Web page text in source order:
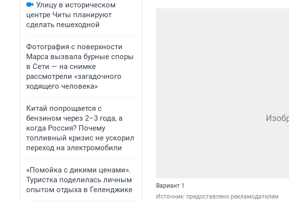
Улицу в историческом
центре Читы планируют
сделать пешеходной
Фотография с поверхности
Марса вызвала бурные споры
в Сети — на снимке
рассмотрели «загадочного
ходящего человека»
Китай попрощается с
бензином через 2–3 года, а
когда Россия? Почему
топливный кризис не ускорил
переход на электромобили
«Помойка с дикими ценами».
Туристка поделилась личным
опытом отдыха в Геленджике
Вариант 1
Источник: предоставлено рекламодателем